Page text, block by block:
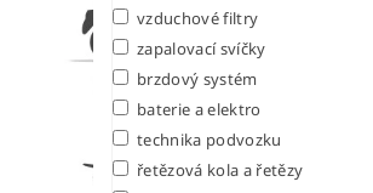
vzduchové filtry
zapalovací svíčky
brzdový systém
baterie a elektro
technika podvozku
řetězová kola a řetězy